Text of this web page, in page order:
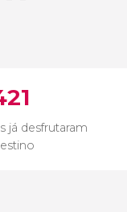
já desfrutaram